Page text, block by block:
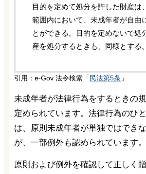
目的を定めて処分を許した財産は
範囲内において、未成年者が自由
とができる。目的を定めないで処
産を処分するときも、同様とする。
引用：e-Gov 法令検索「 民法第5条 」
未成年者が法律行為をするときの
定められています。法律行為のひ
は、原則未成年者が単独ではでき
が、一部例外も認められています。
原則および例外を確認して正しく